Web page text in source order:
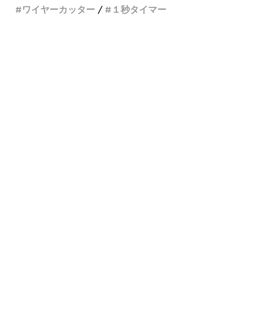
ワイヤーカッター
１秒タイマー